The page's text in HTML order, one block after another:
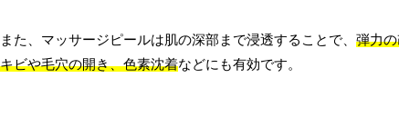
また、マッサージピールは肌の深部まで浸透することで、 弾力
キビや毛穴の開き、色素沈着などにも有効です。